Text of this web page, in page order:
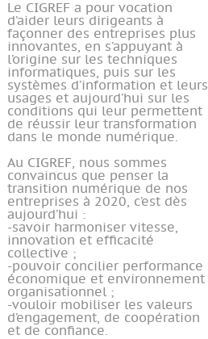
Le CIGREF a pour vocation
d’aider leurs dirigeants à
façonner des entreprises plus
innovantes, en s’appuyant à
l’origine sur les techniques
informatiques, puis sur les
systèmes d’information et leurs
usages et aujourd’hui sur les
conditions qui leur permettent
de réussir leur transformation
dans le monde numérique.
Au CIGREF, nous sommes
convaincus que penser la
transition numérique de nos
entreprises à 2020, c’est dès
aujourd’hui :
-savoir harmoniser vitesse,
innovation et efficacité
collective ;
-pouvoir concilier performance
économique et environnement
organisationnel ;
-vouloir mobiliser les valeurs
d’engagement, de coopération
et de confiance.